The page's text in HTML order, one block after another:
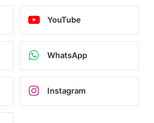
YouTube
WhatsApp
Instagram